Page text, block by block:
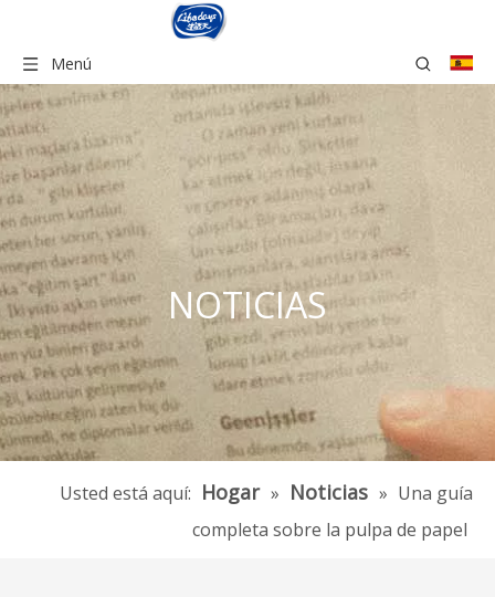
Menú
NOTICIAS
Usted está aquí: Hogar » Noticias » Una guía
completa sobre la pulpa de papel